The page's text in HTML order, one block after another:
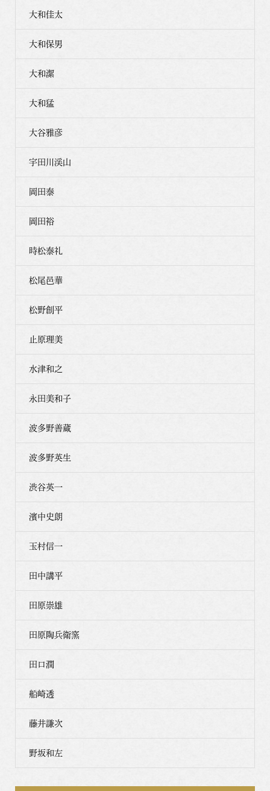
大和佳太
大和保男
大和潔
大和猛
大谷雅彦
宇田川渓山
岡田泰
岡田裕
時松泰礼
松尾邑華
松野創平
止原理美
水津和之
永田美和子
波多野善蔵
波多野英生
渋谷英一
濱中史朗
玉村信一
田中講平
田原崇雄
田原陶兵衛窯
田口潤
船崎透
藤井謙次
野坂和左